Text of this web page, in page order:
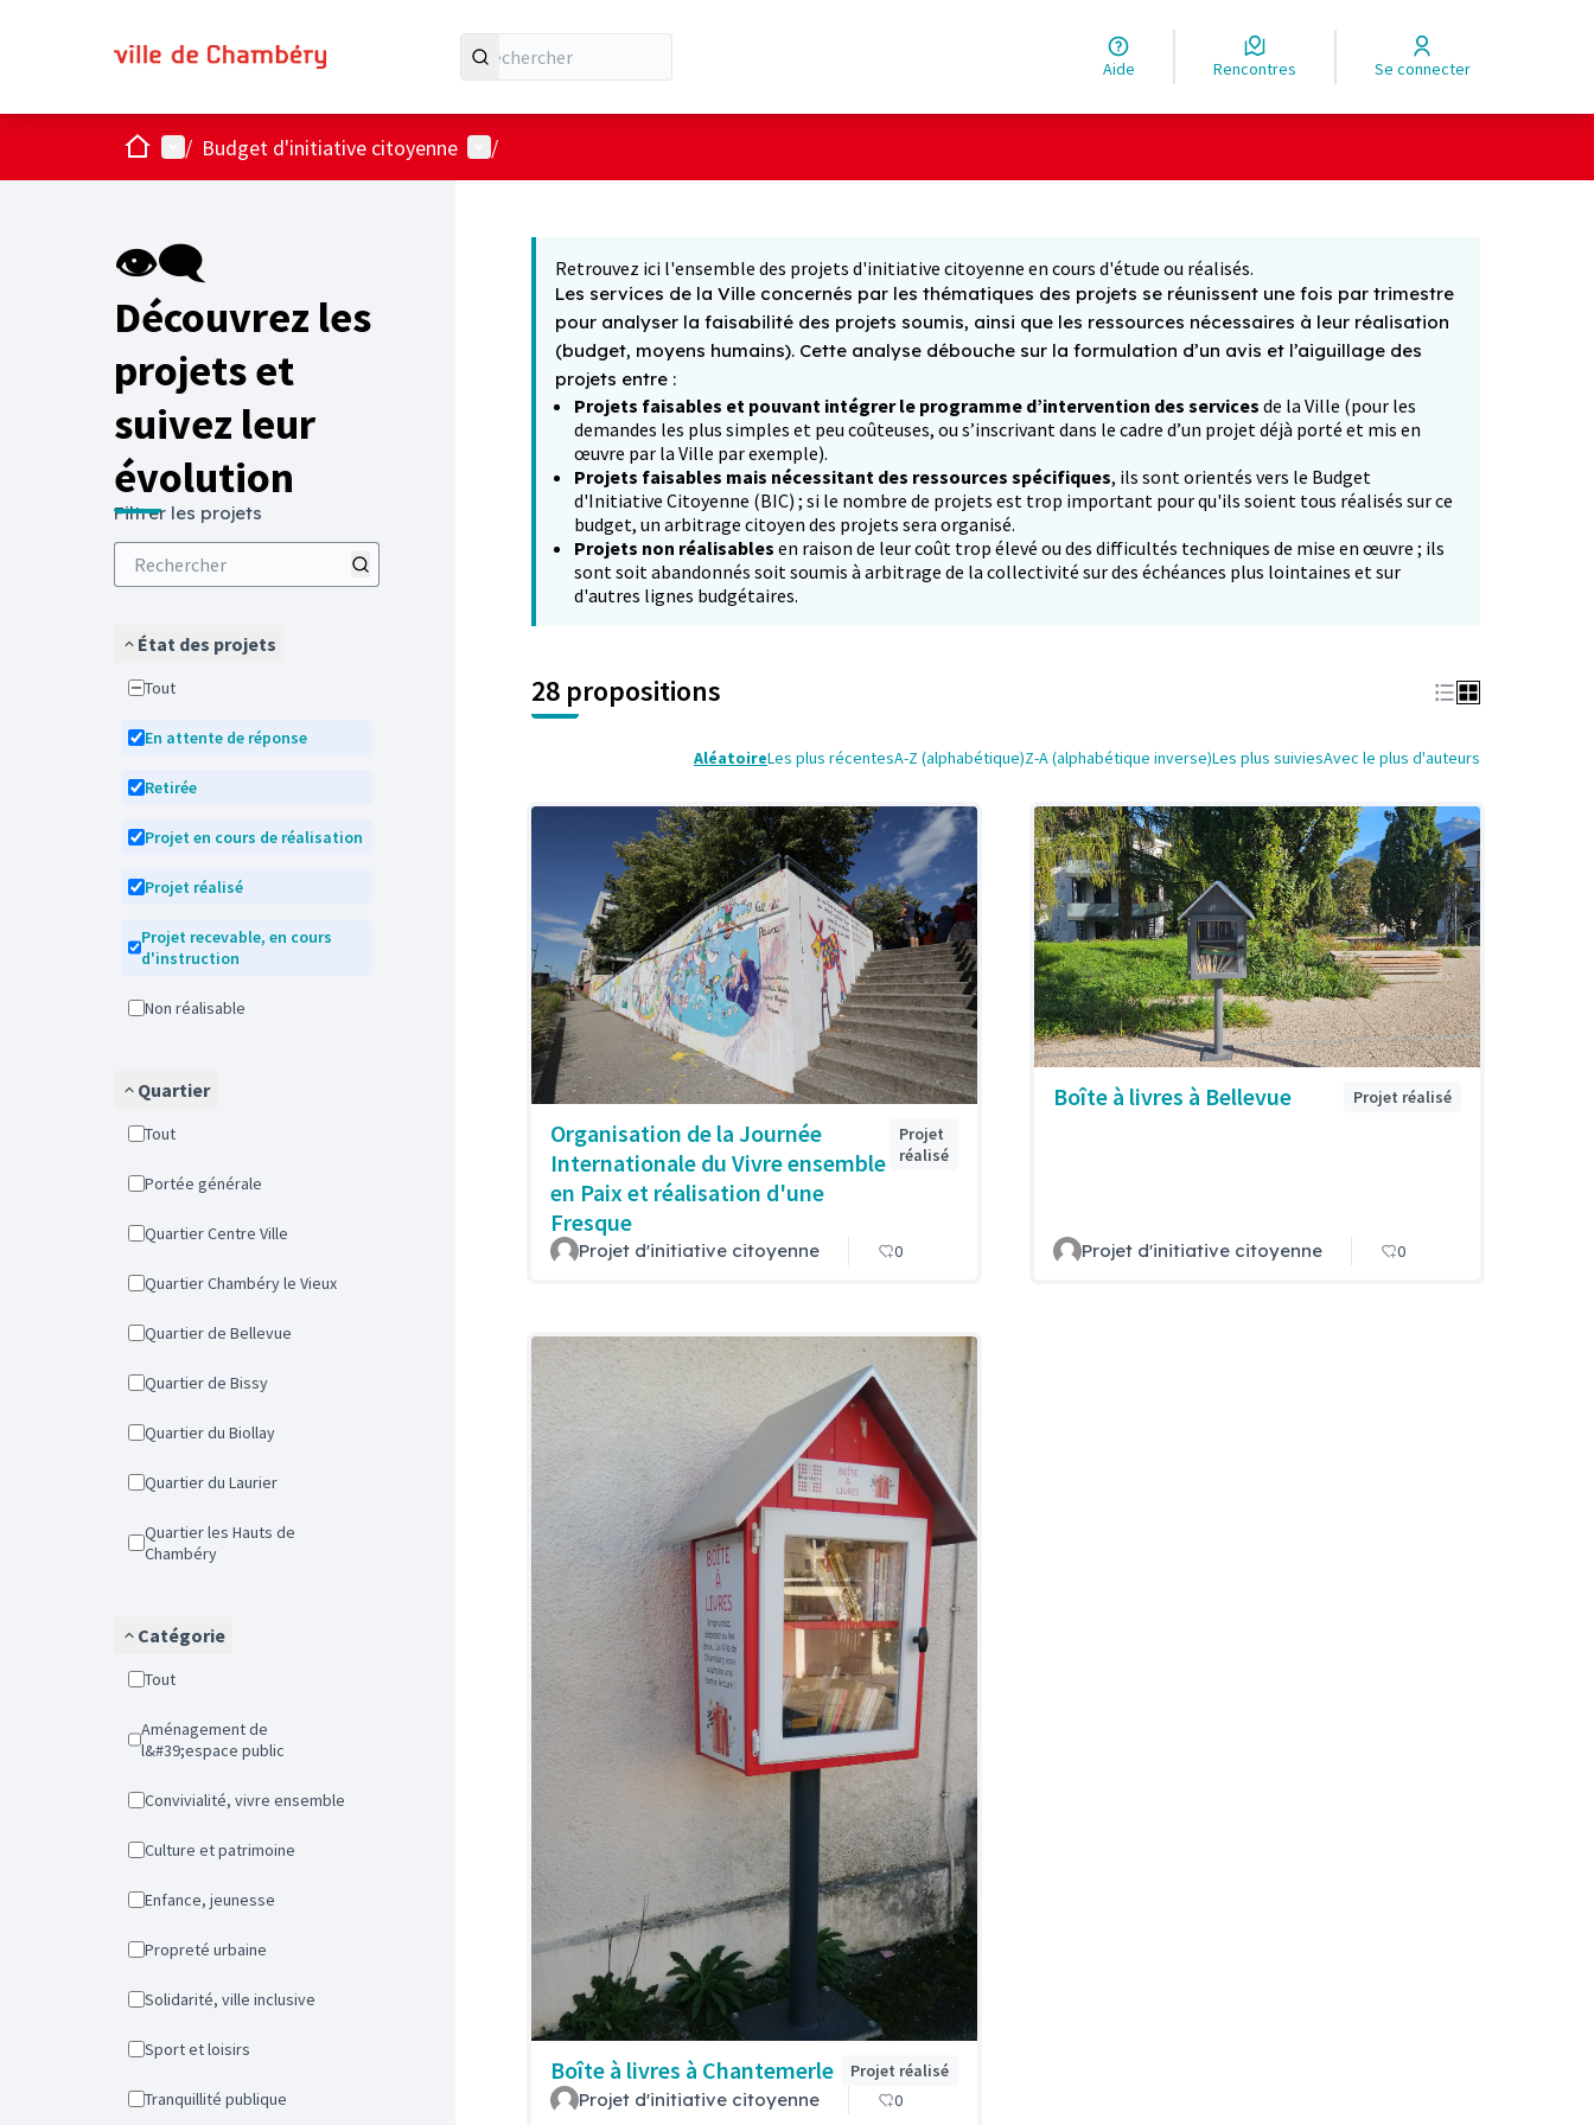
Aide Rencontres Se connecter
AccueilMenu principal
/ Budget d'initiative citoyenne Menu utilisateur
/
👁‍🗨
Découvrez les
projets et
suivez leur
évolution
Filtrer les projets
État des projets
Tout
En attente de réponse
Retirée
Projet en cours de réalisation
Projet réalisé
Projet recevable, en cours
d'instruction
Non réalisable
Quartier
Tout
Portée générale
Quartier Centre Ville
Quartier Chambéry le Vieux
Quartier de Bellevue
Quartier de Bissy
Quartier du Biollay
Quartier du Laurier
Quartier les Hauts de
Chambéry
Catégorie
Tout
Aménagement de
l&#39;espace public
Convivialité, vivre ensemble
Culture et patrimoine
Enfance, jeunesse
Propreté urbaine
Solidarité, ville inclusive
Sport et loisirs
Tranquillité publique
Retrouvez ici l'ensemble des projets d'initiative citoyenne en cours d'étude ou réalisés.
Les services de la Ville concernés par les thématiques des projets se réunissent une fois par trimestre
pour analyser la faisabilité des projets soumis, ainsi que les ressources nécessaires à leur réalisation
(budget, moyens humains). Cette analyse débouche sur la formulation d’un avis et l’aiguillage des
projets entre :
Projets faisables et pouvant intégrer le programme d’intervention des services de la Ville (pour les
demandes les plus simples et peu coûteuses, ou s’inscrivant dans le cadre d’un projet déjà porté et mis en
œuvre par la Ville par exemple).
Projets faisables mais nécessitant des ressources spécifiques, ils sont orientés vers le Budget
d'Initiative Citoyenne (BIC) ; si le nombre de projets est trop important pour qu'ils soient tous réalisés sur ce
budget, un arbitrage citoyen des projets sera organisé.
Projets non réalisables en raison de leur coût trop élevé ou des difficultés techniques de mise en œuvre ; ils
sont soit abandonnés soit soumis à arbitrage de la collectivité sur des échéances plus lointaines et sur
d'autres lignes budgétaires.
28 propositions
AléatoireLes plus récentesA-Z (alphabétique)Z-A (alphabétique inverse)Les plus suiviesAvec le plus d'auteurs
Organisation de la Journée
Internationale du Vivre ensemble
en Paix et réalisation d'une
Fresque
Projet
réalisé
Projet d'initiative citoyenne 0
Boîte à livres à Bellevue Projet réalisé
Projet d'initiative citoyenne 0
Boîte à livres à Chantemerle Projet réalisé
Projet d'initiative citoyenne 0